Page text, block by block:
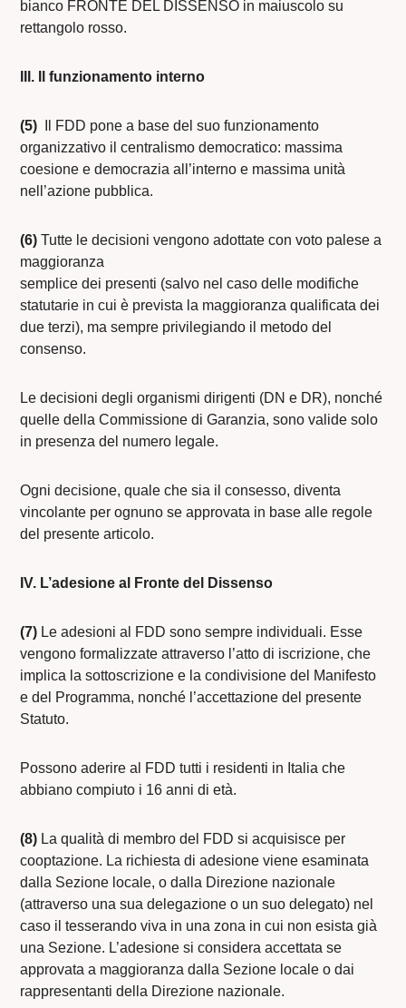
bianco FRONTE DEL DISSENSO in maiuscolo su
rettangolo rosso.
III. Il funzionamento interno
(5) Il FDD pone a base del suo funzionamento
organizzativo il centralismo democratico: massima
coesione e democrazia all’interno e massima unità
nell’azione pubblica.
(6) Tutte le decisioni vengono adottate con voto palese a
maggioranza
semplice dei presenti (salvo nel caso delle modifiche
statutarie in cui è prevista la maggioranza qualificata dei
due terzi), ma sempre privilegiando il metodo del
consenso.
Le decisioni degli organismi dirigenti (DN e DR), nonché
quelle della Commissione di Garanzia, sono valide solo
in presenza del numero legale.
Ogni decisione, quale che sia il consesso, diventa
vincolante per ognuno se approvata in base alle regole
del presente articolo.
IV. L’adesione al Fronte del Dissenso
(7) Le adesioni al FDD sono sempre individuali. Esse
vengono formalizzate attraverso l’atto di iscrizione, che
implica la sottoscrizione e la condivisione del Manifesto
e del Programma, nonché l’accettazione del presente
Statuto.
Possono aderire al FDD tutti i residenti in Italia che
abbiano compiuto i 16 anni di età.
(8) La qualità di membro del FDD si acquisisce per
cooptazione. La richiesta di adesione viene esaminata
dalla Sezione locale, o dalla Direzione nazionale
(attraverso una sua delegazione o un suo delegato) nel
caso il tesserando viva in una zona in cui non esista già
una Sezione. L’adesione si considera accettata se
approvata a maggioranza dalla Sezione locale o dai
rappresentanti della Direzione nazionale.